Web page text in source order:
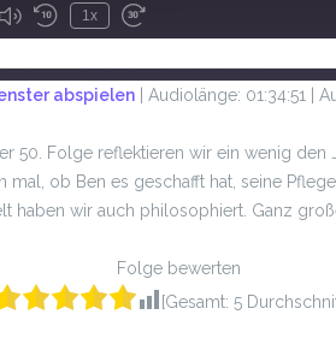
1x
abspielen | Audiolänge: 01:34:51 |
50. Folge reflektieren wir ein wenig
mal, ob Ben es geschafft hat, seine
haben wir auch philosophiert. Ganz
Folge bewerten
[Gesamt: 5